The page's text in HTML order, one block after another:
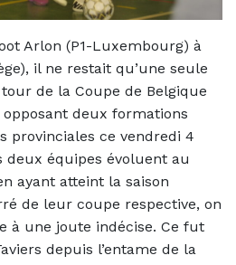
Arlon (P1-Luxembourg) à
il ne restait qu’une seule
de la Coupe de Belgique
opposant deux formations
provinciales ce vendredi 4
deux équipes évoluent au
ayant atteint la saison
de leur coupe respective, on
à une joute indécise. Ce fut
depuis l’entame de la